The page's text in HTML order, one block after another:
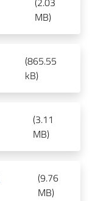
MB)
(865.55
kB)
(3.11
MB)
(9.76
MB)